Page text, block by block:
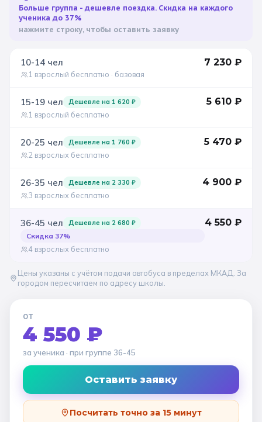
Больше группа - дешевле поездка. Скидка на каждого
ученика до 37%
нажмите строку, чтобы оставить заявку
10-14 чел
1 взрослый бесплатно · базовая
7 230 ₽
15-19 чел Дешевле на 1 620 ₽
1 взрослый бесплатно
5 610 ₽
20-25 чел Дешевле на 1 760 ₽
2 взрослых бесплатно
5 470 ₽
26-35 чел Дешевле на 2 330 ₽
3 взрослых бесплатно
4 900 ₽
36-45 чел
Скидка 37%
Дешевле на 2 680 ₽
4 взрослых бесплатно
4 550 ₽
Цены указаны с учётом подачи автобуса в пределах МКАД. За
городом пересчитаем по адресу школы.
ОТ
4 550 ₽
за ученика · при группе 36-45
Оставить заявку
Посчитать точно за 15 минут